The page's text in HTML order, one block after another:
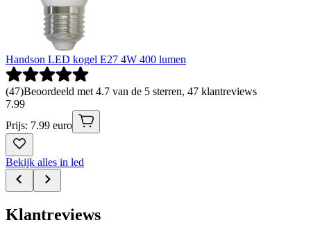
Handson LED kogel E27 4W 400 lumen
(47)Beoordeeld met 4.7 van de 5 sterren, 47 klantreviews
7.99
Prijs: 7.99 euro
Bekijk alles in led
Klantreviews